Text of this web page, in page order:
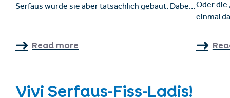
Serfaus wurde sie aber tatsächlich gebaut. Dabei
Bauarbeiter berichten von den damaligen
Read more
Oder die
einmal
verortet
Vivi Serfaus-Fiss-Ladis!